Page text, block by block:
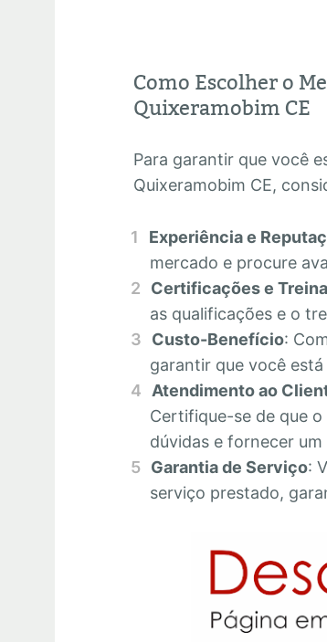
Como Escolher o
Quixeramobim CE
Para garantir que você
Quixeramobim CE,
Experiência e
mercado e procure
Certificações e
as qualificações e o
Custo-Benefício:
garantir que você
Atendimento ao
Certifique-se de que
dúvidas e fornecer
Garantia de Serviço:
serviço prestado,